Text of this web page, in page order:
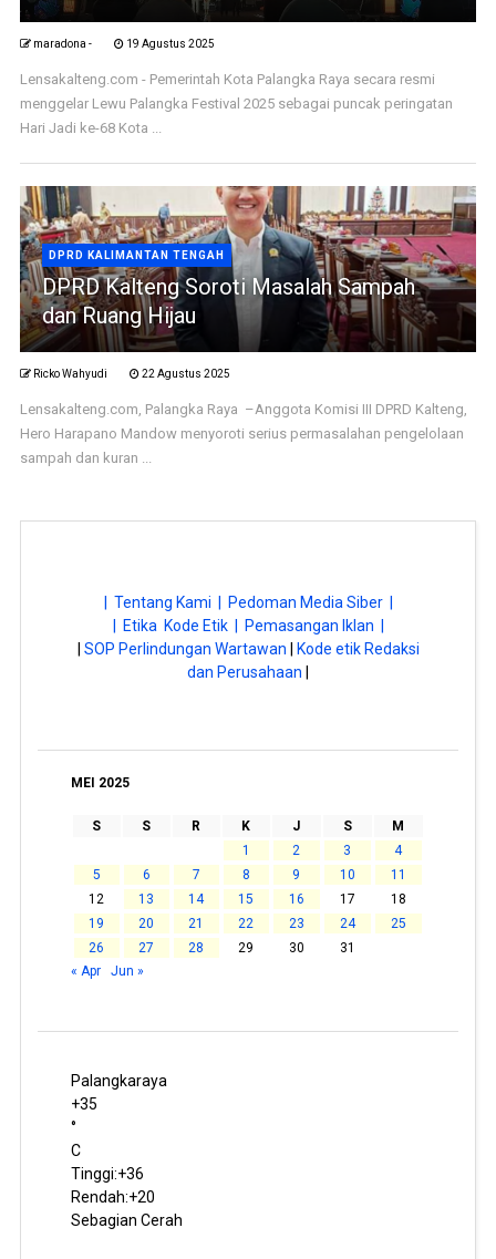
maradona - 19 Agustus 2025
Lensakalteng.com - Pemerintah Kota Palangka Raya secara resmi
menggelar Lewu Palangka Festival 2025 sebagai puncak peringatan
Hari Jadi ke-68 Kota ...
DPRD KALIMANTAN TENGAH
DPRD Kalteng Soroti Masalah Sampah
dan Ruang Hijau
Ricko Wahyudi 22 Agustus 2025
Lensakalteng.com, Palangka Raya –Anggota Komisi III DPRD Kalteng,
Hero Harapano Mandow menyoroti serius permasalahan pengelolaan
sampah dan kuran ...
| Tentang Kami |
Pedoman Media Siber |
| Etika Kode Etik |
Pemasangan Iklan |
SOP Perlindungan Wartawan
Kode etik Redaksi
dan Perusahaan
MEI 2025
S S R K J S
M
1
2 3
4
5
6 7 8 9 10
11
12
13 14 15 16 17
18
19
20 21 22 23 24
25
26
27 28 29 30
31
« Apr
Jun »
Palangkaraya
+35
°
C
Tinggi:+36
Rendah:+20
Sebagian Cerah